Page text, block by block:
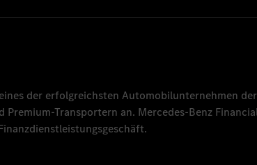
der erfolgreichsten Automobilunternehmen
Premium-Transportern an. Mercedes-Benz